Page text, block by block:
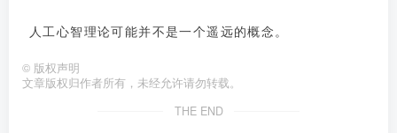
人工心智理论可能并不是一个遥远的概念。
© 版权声明
文章版权归作者所有，未经允许请勿转载。
THE END